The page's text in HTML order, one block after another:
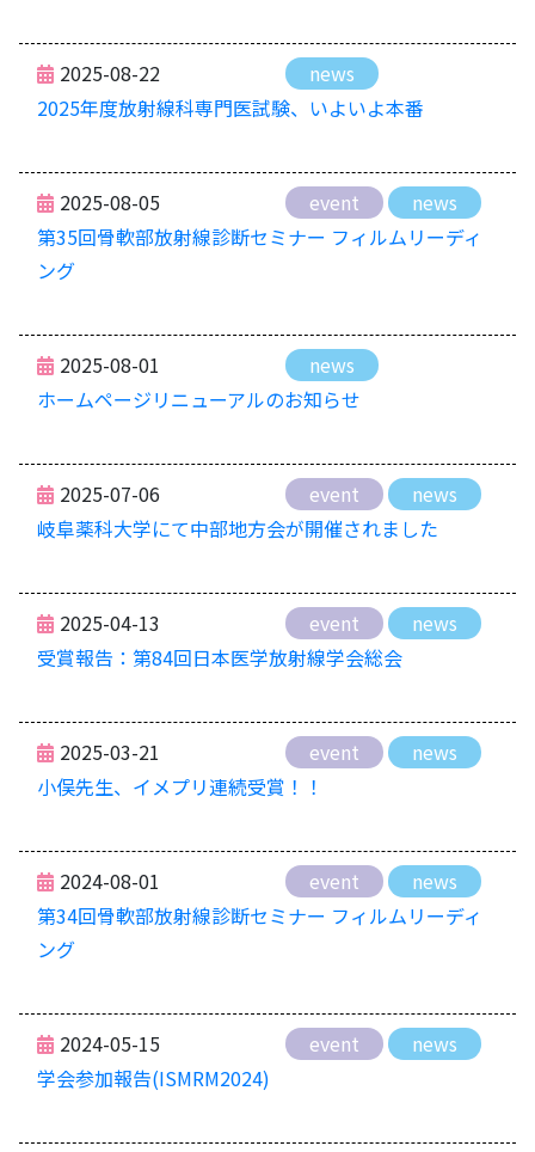
2025-08-22
news
2025年度放射線科専門医試験、いよいよ本番
2025-08-05 event
news
第35回骨軟部放射線診断セミナー フィルムリーディ
ング
2025-08-01
news
ホームページリニューアルのお知らせ
2025-07-06 event
news
岐阜薬科大学にて中部地方会が開催されました
2025-04-13 event
news
受賞報告：第84回日本医学放射線学会総会
2025-03-21 event
news
小俣先生、イメプリ連続受賞！！
2024-08-01 event
news
第34回骨軟部放射線診断セミナー フィルムリーディ
ング
2024-05-15 event
news
学会参加報告(ISMRM2024)